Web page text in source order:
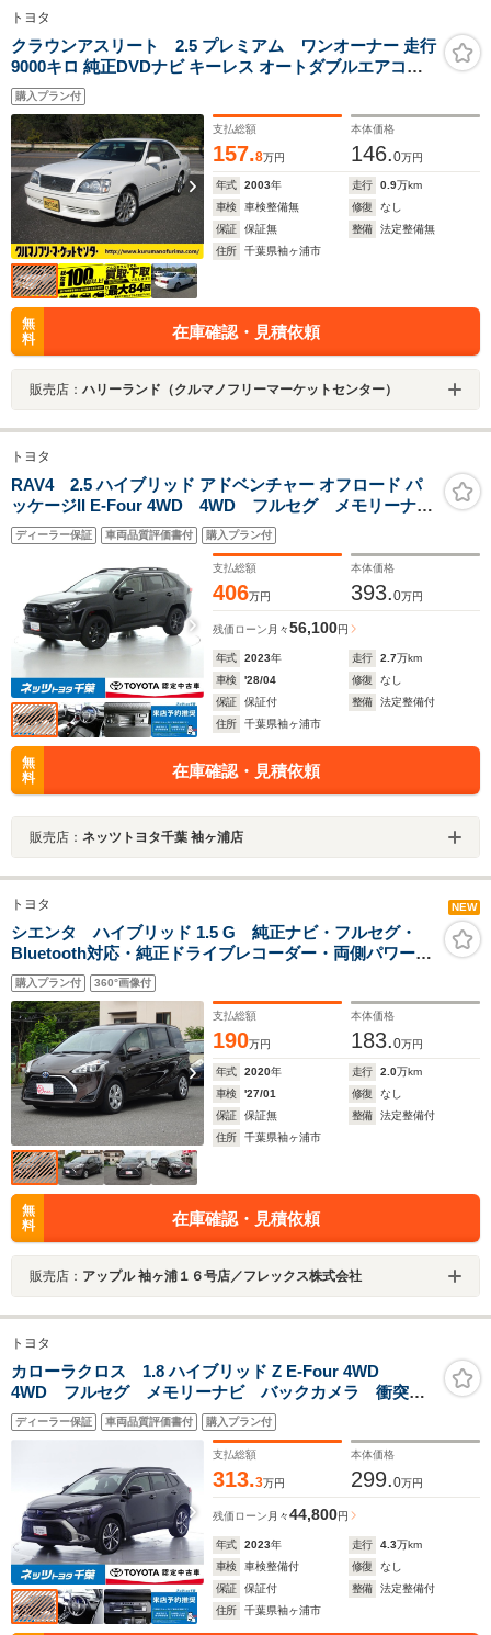
トヨタ
クラウンアスリート 2.5 プレミアム ワンオーナー 走行
9000キロ 純正DVDナビ キーレス オートダブルエアコン
左右パワーシート HIDヘッドライト フォグランプ タイヤ
4本新品
購入プラン付
支払総額
157.8万円
本体価格
146.0万円
年式 2003年 走行 0.9万km
車検
車検整備無 修復
なし
保証
保証無 整備
法定整備無
住所
千葉県袖ヶ浦市
無
料
在庫確認・見積依頼
販売店： ハリーランド（クルマノフリーマーケットセンター）
トヨタ
RAV4 2.5 ハイブリッド アドベンチャー オフロード パ
ッケージII E-Four 4WD 4WD フルセグ メモリーナ
ビ バックカメラ 衝突被害軽減システム ETC LED
ヘッドランプ ミュージックプレイヤー接続可 記録
簿 安全装備 オートクルーズコントロール 電動シー
ト ナビ&TV
ディーラー保証 車両品質評価書付 購入プラン付
支払総額
406万円
本体価格
393.0万円
残価ローン 月々56,100円
年式 2023年 走行 2.7万km
車検
'28/04 修復
なし
保証
保証付 整備
法定整備付
住所
千葉県袖ヶ浦市
無
料
在庫確認・見積依頼
販売店： ネッツトヨタ千葉 袖ヶ浦店
トヨタ NEW
シエンタ ハイブリッド 1.5 G 純正ナビ・フルセグ・
Bluetooth対応・純正ドライブレコーダー・両側パワース
ライドドア・全方位モニター・バックモニター・ビルト
インETC・プッシュスタート・ステアリングスイッチ・
スマートキー
購入プラン付 360°画像付
支払総額
190万円
本体価格
183.0万円
年式 2020年 走行 2.0万km
車検
'27/01 修復
なし
保証
保証無 整備
法定整備付
住所
千葉県袖ヶ浦市
無
料
在庫確認・見積依頼
販売店： アップル 袖ヶ浦１６号店／フレックス株式会社
トヨタ
カローラクロス 1.8 ハイブリッド Z E-Four 4WD
4WD フルセグ メモリーナビ バックカメラ 衝突被
害軽減システム ETC LEDヘッドランプ ワンオーナ
ー ミュージックプレイヤー接続可 記録簿 安全装
備 オートクルーズコントロール 電動シート
ディーラー保証 車両品質評価書付 購入プラン付
支払総額
313.3万円
本体価格
299.0万円
残価ローン 月々44,800円
年式 2023年 走行 4.3万km
車検
車検整備付 修復
なし
保証
保証付 整備
法定整備付
住所
千葉県袖ヶ浦市